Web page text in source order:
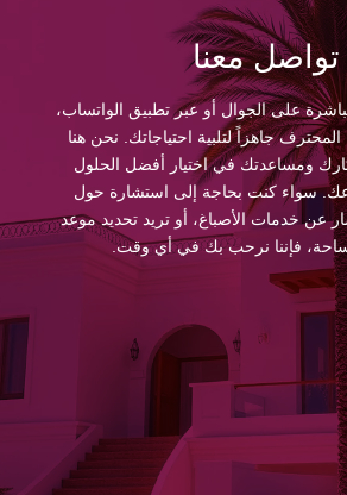
تواصل معنا
على الجوال أو عبر تطبيق الواتساب،
جاهزاً لتلبية احتياجاتك. نحن هنا
ومساعدتك في اختيار أفضل الحلول
سواء كنت بحاجة إلى استشارة حول
عن خدمات الأصباغ، أو تريد تحديد موعد
فإننا نرحب بك في أي وقت.